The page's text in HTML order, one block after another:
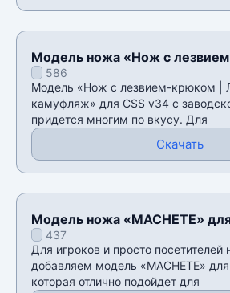
Модель ножа «Нож с
Лесной камуфляж» для CSS
586
Модель «Нож с лезвием-крюком |
камуфляж» для CSS v34 с
придется многим по вкусу. Для
Скачать
Модель ножа «MACHETE»
437
Для игроков и просто посетителей
добавляем модель «MACHETE»
которая отлично подойдет для